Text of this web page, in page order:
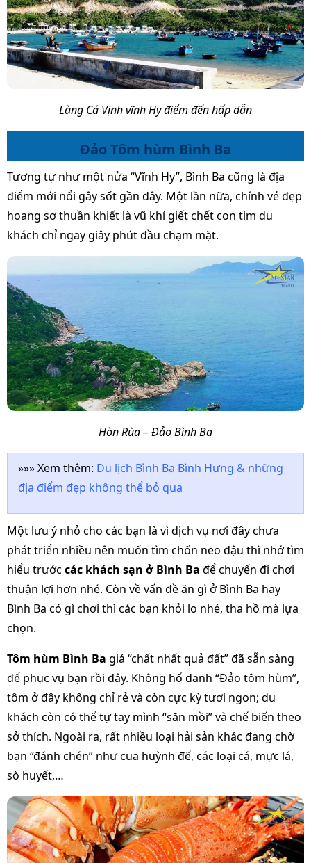
Làng Cá Vịnh vĩnh Hy điểm đến hấp dẫn
Đảo Tôm hùm Bình Ba
Tương tự như một nửa “Vĩnh Hy”, Bình Ba cũng là địa
điểm mới nổi gây sốt gần đây. Một lần nữa, chính vẻ đẹp
hoang sơ thuần khiết là vũ khí giết chết con tim du
khách chỉ ngay giây phút đầu chạm mặt.
Hòn Rùa – Đảo Bình Ba
»»» Xem thêm: Du lịch Bình Ba Bình Hưng & những
địa điểm đẹp không thể bỏ qua
Một lưu ý nhỏ cho các bạn là vì dịch vụ nơi đây chưa
phát triển nhiều nên muốn tìm chốn neo đậu thì nhớ tìm
hiểu trước các khách sạn ở Bình Ba để chuyến đi chơi
thuận lợi hơn nhé. Còn về vấn đề ăn gì ở Bình Ba hay
Bình Ba có gì chơi thì các bạn khỏi lo nhé, tha hồ mà lựa
chọn.
Tôm hùm Bình Ba giá “chất nhất quả đất” đã sẵn sàng
để phục vụ bạn rồi đây. Không hổ danh “Đảo tôm hùm”,
tôm ở đây không chỉ rẻ và còn cực kỳ tươi ngon; du
khách còn có thể tự tay mình “săn mồi” và chế biến theo
sở thích. Ngoài ra, rất nhiều loại hải sản khác đang chờ
bạn “đánh chén” như cua huỳnh đế, các loại cá, mực lá,
sò huyết,…